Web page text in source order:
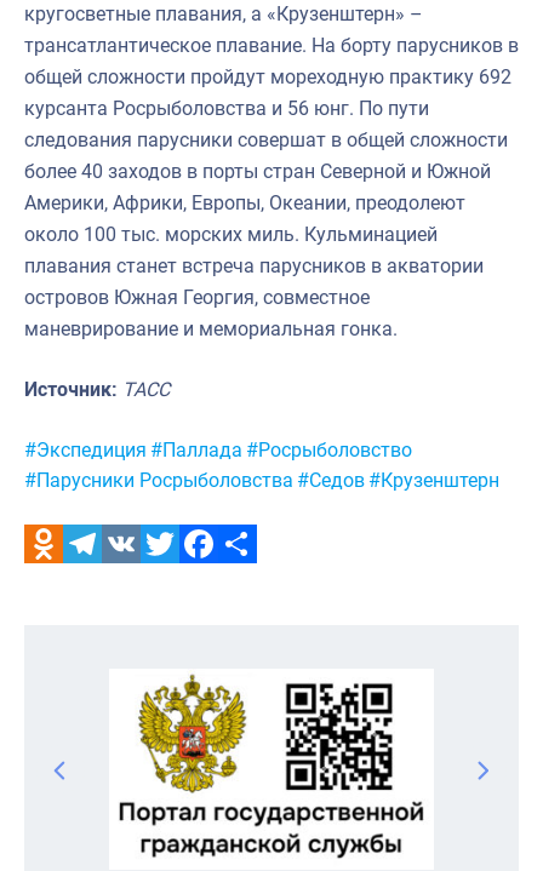
кругосветные плавания, а «Крузенштерн» –
трансатлантическое плавание. На борту парусников в
общей сложности пройдут мореходную практику 692
курсанта Росрыболовства и 56 юнг. По пути
следования парусники совершат в общей сложности
более 40 заходов в порты стран Северной и Южной
Америки, Африки, Европы, Океании, преодолеют
около 100 тыс. морских миль. Кульминацией
плавания станет встреча парусников в акватории
островов Южная Георгия, совместное
маневрирование и мемориальная гонка.
Источник: ТАСС
Метки:
#Экспедиция #Паллада #Росрыболовство
#Парусники Росрыболовства #Седов #Крузенштерн